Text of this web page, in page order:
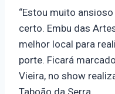
“Estou muito
certo. Embu das
melhor local para
porte. Ficará
Vieira, no show
Taboão da Serra.